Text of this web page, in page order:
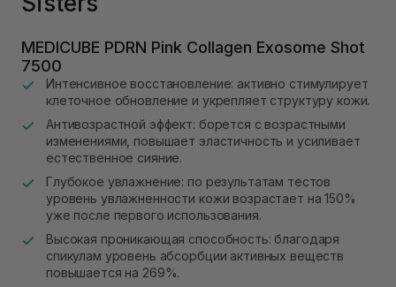
MEDICUBE PDRN Pink Collagen Exosome Shot
7500
Интенсивное восстановление: активно стимулирует
клеточное обновление и укрепляет структуру кожи.
Антивозрастной эффект: борется с возрастными
изменениями, повышает эластичность и усиливает
естественное сияние.
Глубокое увлажнение: по результатам тестов
уровень увлажненности кожи возрастает на 150%
уже после первого использования.
Высокая проникающая способность: благодаря
спикулам уровень абсорбции активных веществ
повышается на 269%.